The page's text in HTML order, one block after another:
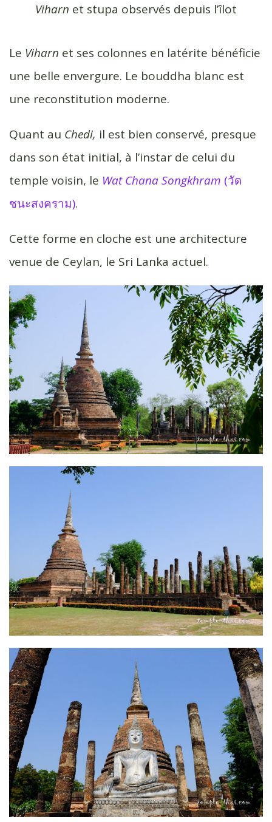
Viharn et stupa observés depuis l’îlot
Le Viharn et ses colonnes en latérite bénéficie
une belle envergure. Le bouddha blanc est
une reconstitution moderne.
Quant au Chedi, il est bien conservé, presque
dans son état initial, à l’instar de celui du
temple voisin, le Wat Chana Songkhram (วัด
ชนะสงคราม).
Cette forme en cloche est une architecture
venue de Ceylan, le Sri Lanka actuel.